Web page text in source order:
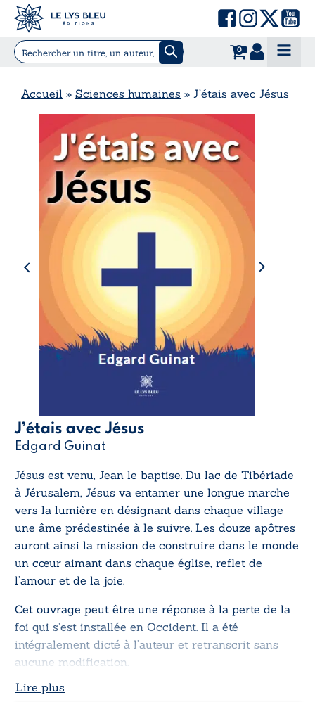
0
Accueil » Sciences humaines » J’étais avec Jésus
J’étais avec Jésus
Edgard Guinat
Jésus est venu, Jean le baptise. Du lac de Tibériade
à Jérusalem, Jésus va entamer une longue marche
vers la lumière en désignant dans chaque village
une âme prédestinée à le suivre. Les douze apôtres
auront ainsi la mission de construire dans le monde
un cœur aimant dans chaque église, reflet de
l’amour et de la joie.
Cet ouvrage peut être une réponse à la perte de la
foi qui s’est installée en Occident. Il a été
intégralement dicté à l’auteur et retranscrit sans
aucune modification.
Lire plus